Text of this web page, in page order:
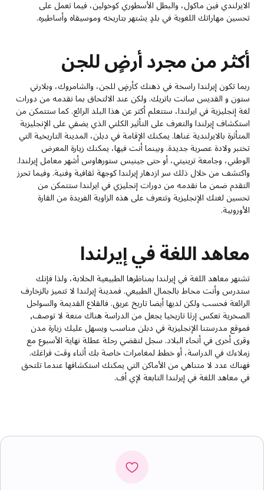
الايرلندي فين ماكول، والبطل الأسطوري كوخولين، فيما تعمل على
تحسين مهاراتك اللغوية في بلدٍ يشتهر بتاريخه وموسيقاه وأساطيره.
أكثر من مجرد أرضٍ للجن
ربما تكون إيرلندا راسخة في ذهنك كأرضٍ للجن، والشامروك، وبلارني
ستون و القديس سانت باتريك. ولكن عند الالتحاق بما نقدمه من دورات
لغة إنجليزية في ايرلندا، ستتعلم أكثر عن هذا البلد الرائع. كما ستتمكن من
استكشاف إيرلندا والتعرف على التأثير الكلتي الذي يضفي على الإنجليزية
المتأثرة بالايرلندية غناها. يمكنك الإقامة في دبلن، المدينة التاريخية التي
تختبر ولادة عصرية جديدة. وبينما أنت فيها، يمكنك زيارة المعرض
الوطني، وجامعة ترينيتي، أو حتى جينيس ستورهاوس أشهر معامل إيرلندا.
واكتشف من خلال ذلك سر ازدهار إيرلندا كوجهة ثقافية وفنية. وفيما تحرز
التقدم ضمن ما نقدمه من دورات إنجليزي في ايرلندا ستتمكن من
تحسين لغتك الإنجليزية وتتعرف على هذه الزاوية الفريدة من القارة
الأوروبية.
معاهد اللغة في إيرلندا
تشتهر معاهد اللغة في إيرلندا بمناظرها الطبيعية الخلابة، ولذا فإنك
ستدرس وأنت محاط بالجمال الطبيعي. فمدينة إيرلندا لا تتميز بالزخارف
الرائعة فحسب ولكن لديها أيضا تاريخ عريق. فالقلاع القديمة والسواحل
الصخرية تعكس إرثا تاريخيا يجعل من الدراسة هناك متعة لا توصف,
فموقع مدرستنا الإنجليزية في دبلن مناسب ويسهل عليك زيارة مدن
وقرى أخرى في أنحاء البلاد. سجل لتقضي رحلة عطلة نهاية الأسبوع مع
زملاءك في الدراسة، أو خطط لمغامرات خاصة بك أثناء وقت فراغك.
فهناك عدد لا متناهي من الأماكن التي يمكنك استكشافها عندما تلتحق
في معاهد اللغة في إيرلندا التابعة لإي أف.